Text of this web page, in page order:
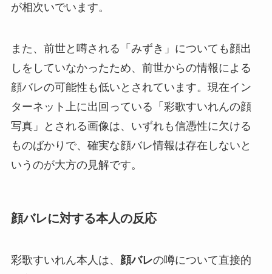
が相次いでいます。
また、前世と噂される「みずき」についても顔出
しをしていなかったため、前世からの情報による
顔バレの可能性も低いとされています。現在イン
ターネット上に出回っている「彩歌すいれんの顔
写真」とされる画像は、いずれも信憑性に欠ける
ものばかりで、確実な顔バレ情報は存在しないと
いうのが大方の見解です。
顔バレに対する本人の反応
彩歌すいれん本人は、 顔バレの噂について直接的